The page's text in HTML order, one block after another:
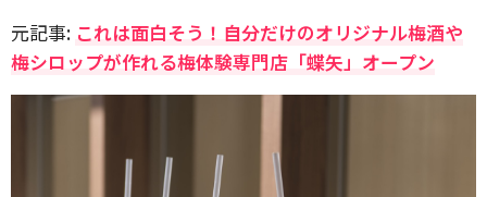
元記事: これは面白そう！自分だけのオリジナル梅酒や
梅シロップが作れる梅体験専門店「蝶矢」オープン